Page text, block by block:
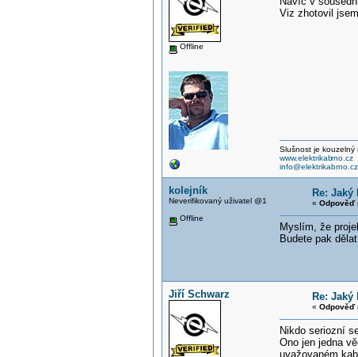
Offline
Viz zhotovil
Slušnost je kouzelný
www.elektrikabrno.cz
info@elektrikabrno.cz
kolejník
Neverifikovaný uživatel @1
Offline
Re:
« Odpověď
Myslím, že
Budete pak
Jiří Schwarz Re:
« Odpověď
Nikdo seriozní
Ono jen jedna
uvažovaném